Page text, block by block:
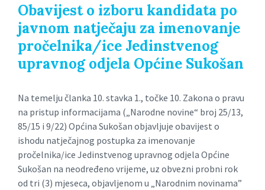
Obavijest o izboru kandidata po
javnom natječaju za imenovanje
pročelnika/ice Jedinstvenog
upravnog odjela Općine Sukošan
Na temelju članka 10. stavka 1., točke 10. Zakona o pravu
na pristup informacijama („Narodne novine“ broj 25/13,
85/15 i 9/22) Općina Sukošan objavljuje obavijest o
ishodu natječajnog postupka za imenovanje
pročelnika/ice Jedinstvenog upravnog odjela Općine
Sukošan na neodređeno vrijeme, uz obvezni probni rok
od tri (3) mjeseca, objavljenom u „Narodnim novinama”